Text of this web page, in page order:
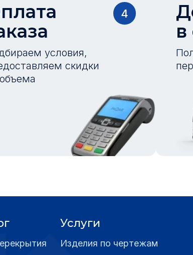
условия,
скидки
4
в
Услуги
Изделия по чертежам